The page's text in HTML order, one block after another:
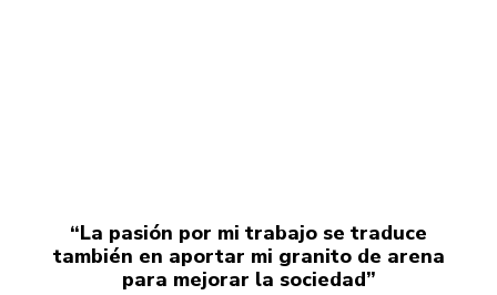
“La pasión por mi trabajo se traduce
también en aportar mi granito de arena
para mejorar la sociedad”